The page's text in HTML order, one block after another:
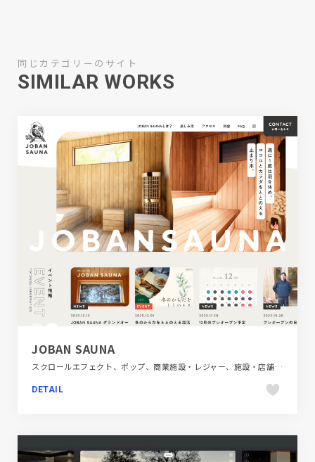
同じカテゴリーのサイト
SIMILAR WORKS
JOBAN SAUNA
スクロールエフェクト、ポップ、商業施設・レジャー、施設・店舗サイト
DETAIL